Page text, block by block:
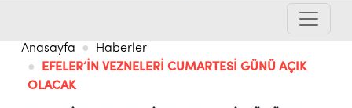
Anasayfa
Haberler
EFELER’İN VEZNELERİ CUMARTESİ GÜNÜ AÇIK
OLACAK